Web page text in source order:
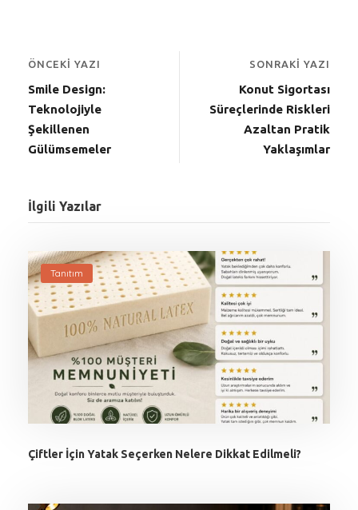
ÖNCEKI YAZI
Smile Design:
Teknolojiyle
Şekillenen
Gülümsemeler
SONRAKI YAZI
Konut Sigortası
Süreçlerinde Riskleri
Azaltan Pratik
Yaklaşımlar
İlgili Yazılar
Tanıtım
Çiftler İçin Yatak Seçerken Nelere Dikkat Edilmeli?